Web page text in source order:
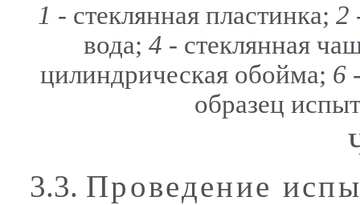
1 - стеклянная пластинка; 2
вода; 4 - стеклянная
цилиндрическая обойма; 6
образец
3.3. Проведение